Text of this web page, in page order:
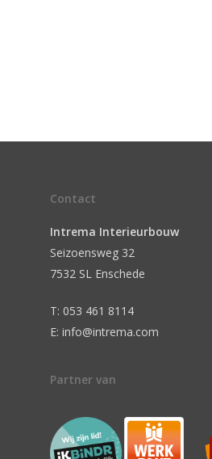
Contact
Intrema Interieurbouw
Seizoensweg 32
7532 SL Enschede
T: 053 461 8114
E: info@intrema.com
Partner van